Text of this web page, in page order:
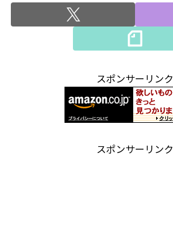
スポンサーリンク
スポンサーリンク